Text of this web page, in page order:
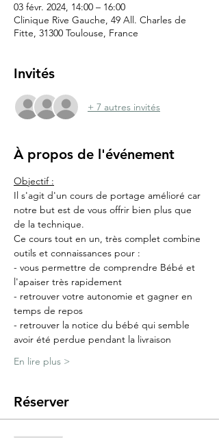
03 févr. 2024, 14:00 – 16:00
Clinique Rive Gauche, 49 All. Charles de
Fitte, 31300 Toulouse, France
Invités
+ 7 autres invités
À propos de l'événement
Objectif :
Il s'agit d'un cours de portage amélioré car
notre but est de vous offrir bien plus que
de la technique.
Ce cours tout en un, très complet combine
outils et connaissances pour :
- vous permettre de comprendre Bébé et
l'apaiser très rapidement
- retrouver votre autonomie et gagner en
temps de repos
- retrouver la notice du bébé qui semble
avoir été perdue pendant la livraison
En lire plus >
Réserver